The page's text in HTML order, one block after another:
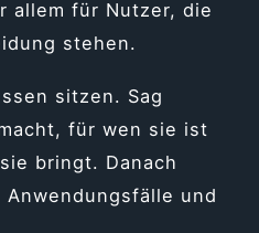
allem für Nutzer, die
stehen.
sitzen. Sag
für wen sie ist
bringt. Danach
und